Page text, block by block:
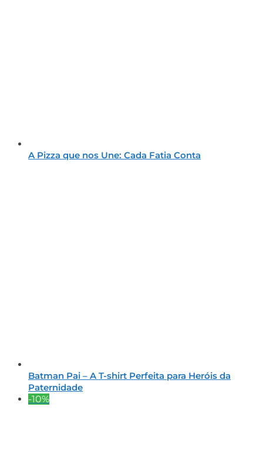
A Pizza que nos Une: Cada Fatia Conta
Batman Pai – A T-shirt Perfeita para Heróis da
Paternidade
-10%